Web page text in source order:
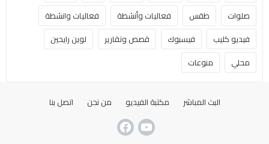
صلوات
طقس فعاليات وأنشطة
فعاليات وانشطة
فيديو كليب
فيسبوك قصص وتقارير
لوين رايحين
محلي
منوعات
البث المباشر مكتبة الفيديو من نحن اتصل بنا